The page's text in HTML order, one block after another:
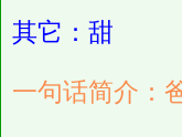
其它：甜
一句话简介：